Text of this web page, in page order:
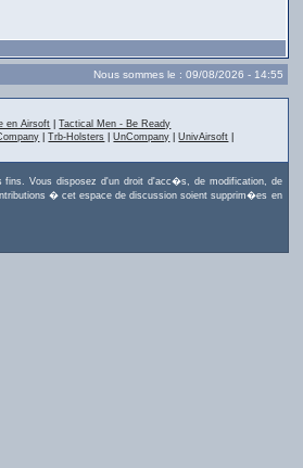
Nous sommes le : 09/08/2026 - 14:55
en Airsoft |Tactical Men - Be Ready
|Trb-Holsters |UnCompany |UnivAirsoft
Vous disposez d'un droit d'acc�s, de modification, de
� cet espace de discussion soient supprim�es en